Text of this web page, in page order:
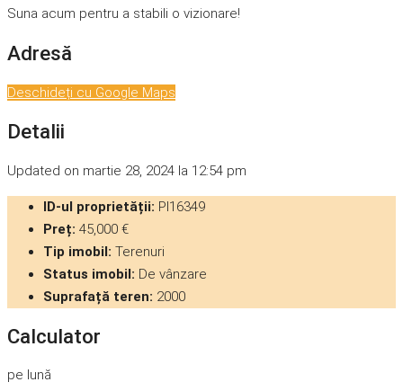
Suna acum pentru a stabili o vizionare!
Adresă
Deschideți cu Google Maps
Detalii
Updated on martie 28, 2024 la 12:54 pm
ID-ul proprietății: PI16349
Preț: 45,000 €
Tip imobil: Terenuri
Status imobil: De vânzare
Suprafață teren: 2000
Calculator
pe lună